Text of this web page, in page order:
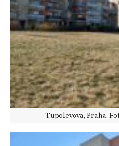
Tupolevova, Praha.